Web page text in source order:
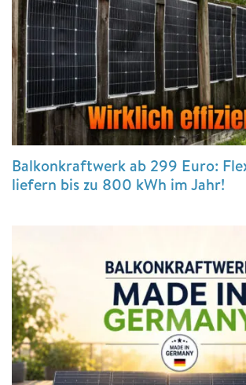
Balkonkraftwerk ab 299 Euro:
liefern bis zu 800 kWh im Jahr!